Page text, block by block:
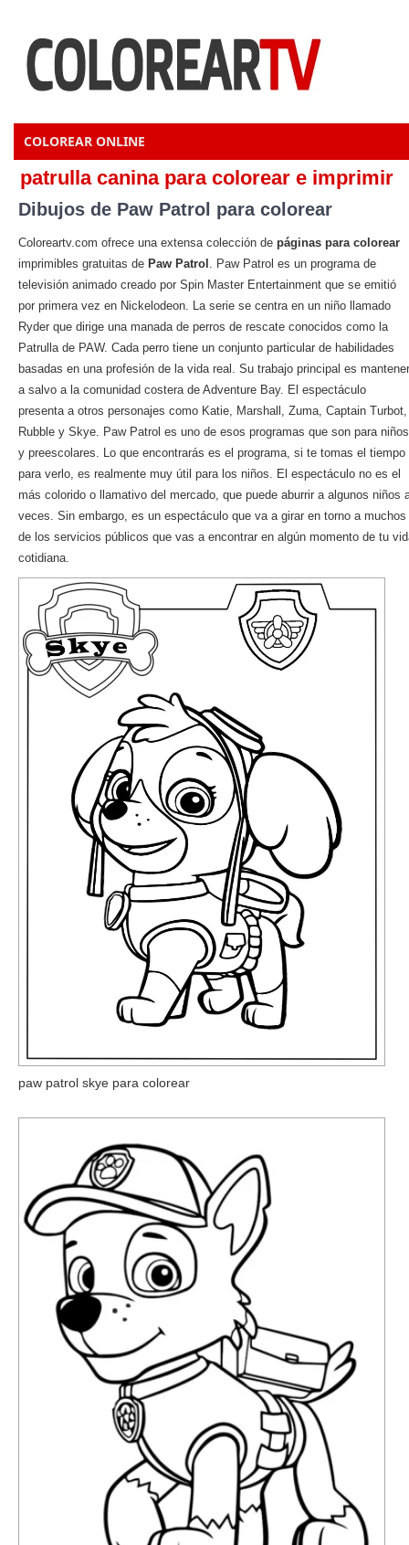
COLOREAR ONLINE
patrulla canina para colorear e imprimir
Dibujos de Paw Patrol para colorear
Coloreartv.com ofrece una extensa colección de páginas para colorear
imprimibles gratuitas de Paw Patrol . Paw Patrol es un programa de
televisión animado creado por Spin Master Entertainment que se emitió
por primera vez en Nickelodeon. La serie se centra en un niño llamado
Ryder que dirige una manada de perros de rescate conocidos como la
Patrulla de PAW. Cada perro tiene un conjunto particular de habilidades
basadas en una profesión de la vida real. Su trabajo principal es mantener
a salvo a la comunidad costera de Adventure Bay. El espectáculo
presenta a otros personajes como Katie, Marshall, Zuma, Captain Turbot,
Rubble y Skye. Paw Patrol es uno de esos programas que son para niños
y preescolares. Lo que encontrarás es el programa, si te tomas el tiempo
para verlo, es realmente muy útil para los niños. El espectáculo no es el
más colorido o llamativo del mercado, que puede aburrir a algunos niños
veces. Sin embargo, es un espectáculo que va a girar en torno a muchos
de los servicios públicos que vas a encontrar en algún momento de tu
cotidiana.
paw patrol skye para colorear